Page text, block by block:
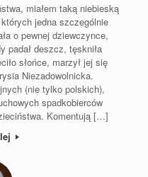
miałem taką niebieską
jedna szczególnie
o pewnej dziewczynce,
padał deszcz, tęskniła
słońce, marzył jej się
Niezadowolnicka.
(nie tylko polskich),
spadkobierców
Komentują […]